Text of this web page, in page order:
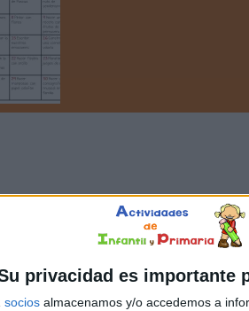
privacidad es importante
socios almacenamos y/o accedemos a